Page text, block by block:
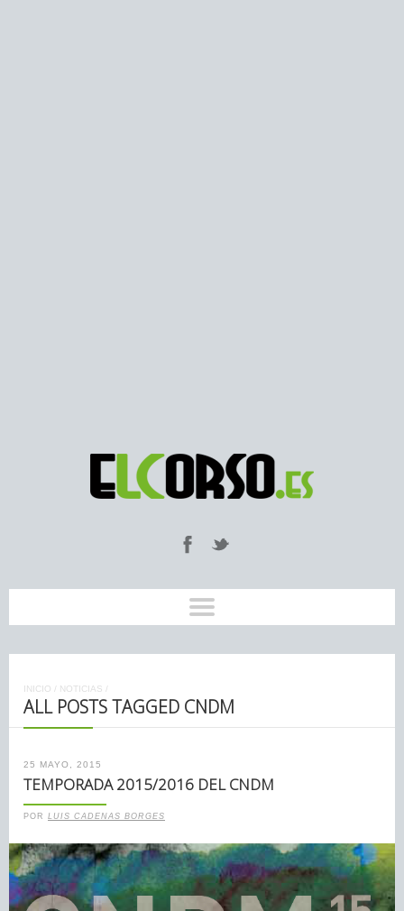
INICIO / NOTICIAS /
ALL POSTS TAGGED CNDM
25 MAYO, 2015
TEMPORADA 2015/2016 DEL CNDM
POR LUIS CADENAS BORGES